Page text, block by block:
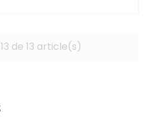
de 13 article(s)